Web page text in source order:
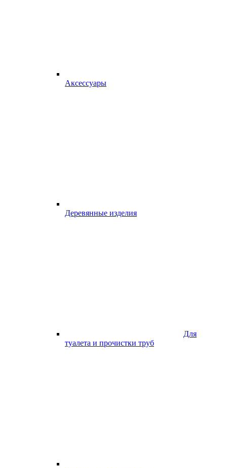
Аксессуары
Деревянные изделия
Для
туалета и прочистки труб